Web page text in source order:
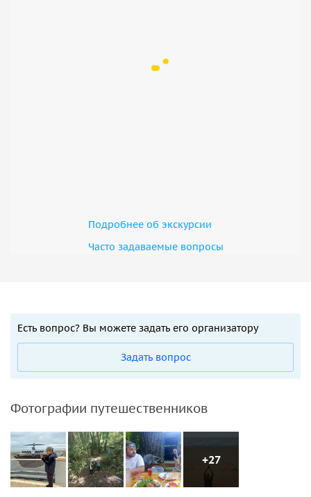
Подробнее об экскурсии
Часто задаваемые вопросы
Есть вопрос? Вы можете задать его организатору
Задать вопрос
Фотографии путешественников
+27